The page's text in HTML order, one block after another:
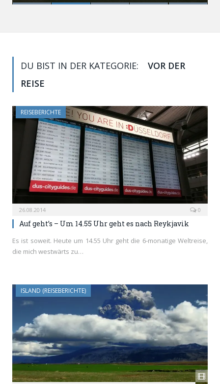
DU BIST IN DER KATEGORIE:
VOR DER
REISE
REISEBERICHTE
26.08.2014 0
Auf geht’s – Um 14.55 Uhr geht es nach Reykjavik
Es ist soweit. Heute um 14.55 Uhr geht die 6-monatige Weltreise,
die mich westwärts zu…
ISLAND (REISEBERICHTE)